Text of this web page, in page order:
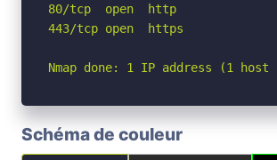
80/tcp  open  http
443/tcp open  https
Nmap done: 1 IP address (1
Schéma de couleur